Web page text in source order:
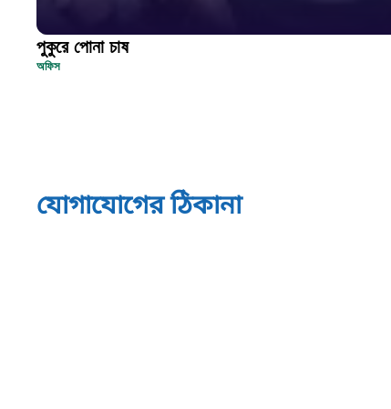
পুকুরে পোনা চাষ
অফিস
যোগাযোগের ঠিকানা